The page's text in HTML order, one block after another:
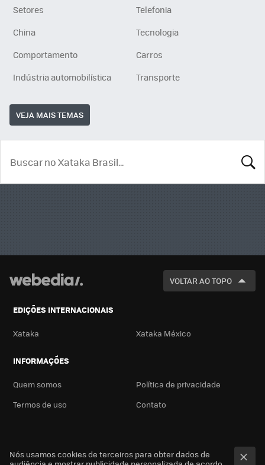
Setores
Telefonia
China
Tecnologia
Comportamento
Carros
Indústria automobilística
Transporte
VEJA MAIS TEMAS
VOLTAR AO TOPO
EDIÇÕES INTERNACIONAIS
Xataka Xataka México
INFORMAÇÕES
Quem somos
Política de privacidade
Termos de uso
Contato
Nós usamos cookies de terceiros para obter dados de